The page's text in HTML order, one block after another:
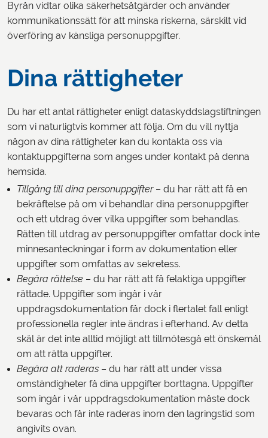
Byrån vidtar olika säkerhetsåtgärder och använder
kommunikationssätt för att minska riskerna, särskilt vid
överföring av känsliga personuppgifter.
Dina rättigheter
Du har ett antal rättigheter enligt dataskyddslagstiftningen
som vi naturligtvis kommer att följa. Om du vill nyttja
någon av dina rättigheter kan du kontakta oss via
kontaktuppgifterna som anges under kontakt på denna
hemsida.
Tillgång till dina personuppgifter – du har rätt att få en
bekräftelse på om vi behandlar dina personuppgifter
och ett utdrag över vilka uppgifter som behandlas.
Rätten till utdrag av personuppgifter omfattar dock inte
minnesanteckningar i form av dokumentation eller
uppgifter som omfattas av sekretess.
Begära rättelse – du har rätt att få felaktiga uppgifter
rättade. Uppgifter som ingår i vår
uppdragsdokumentation får dock i flertalet fall enligt
professionella regler inte ändras i efterhand. Av detta
skäl är det inte alltid möjligt att tillmötesgå ett önskemål
om att rätta uppgifter.
Begära att raderas – du har rätt att under vissa
omständigheter få dina uppgifter borttagna. Uppgifter
som ingår i vår uppdragsdokumentation måste dock
bevaras och får inte raderas inom den lagringstid som
angivits ovan.